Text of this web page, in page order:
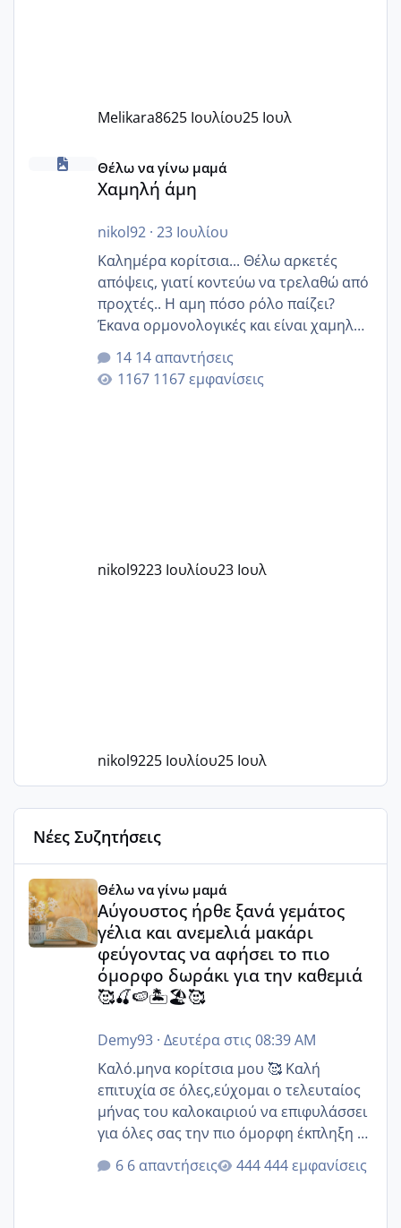
Melikara8625 Ιουλίου25 Ιουλ
Χαμηλή άμη
Θέλω να γίνω μαμά
Χαμηλή άμη
nikol92· 23 Ιουλίου
Καλημέρα κορίτσια... Θέλω αρκετές
απόψεις, γιατί κοντεύω να τρελαθώ από
προχτές.. Η αμη πόσο ρόλο παίζει?
Έκανα ορμονολογικές και είναι χαμηλή
για την ηλικία μου.. Είχα ήδη μια
εγκυμοσύνη, που έπρεπε να τερματιστεί
στην 27η εβδομάδα και προσπαθώ 7
14 απαντήσεις
1167 εμφανίσεις
nikol9223 Ιουλίου23 Ιουλ
nikol9225 Ιουλίου25 Ιουλ
Νέες Συζητήσεις
Αύγουστος ήρθε ξανά γεμάτος γέλια και ανεμελιά
Θέλω να γίνω μαμά
Αύγουστος ήρθε ξανά γεμάτος
γέλια και ανεμελιά μακάρι
φεύγοντας να αφήσει το πιο
όμορφο δωράκι για την καθεμιά
🥰🍒🍉🏝️🏖️🥰
Demy93· Δευτέρα στις 08:39 AM
Καλό.μηνα κορίτσια μου 🥰 Καλή
επιτυχία σε όλες,εύχομαι ο τελευταίος
μήνας του καλοκαιριού να επιφυλάσσει
για όλες σας την πιο όμορφη έκπληξη 🧿
@Elk @Melikara86 @Παρασκευαιδου
@Zenia z @melitiniღ @Christi.D.
6 απαντήσεις 444 εμφανίσεις